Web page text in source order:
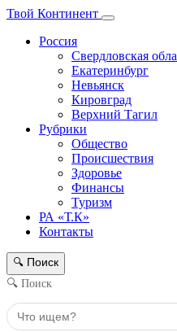
Твой Континент
Россия
Свердловская
Екатеринбург
Невьянск
Кировград
Верхний Тагил
Рубрики
Общество
Происшествия
Здоровье
Финансы
Туризм
РА «Т.К»
Контакты
🔍 Поиск
🔍 Поиск